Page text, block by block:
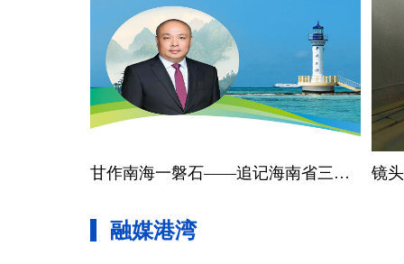
甘作南海一磐石——追记海南省三沙市纪委原常委、市委巡察办原主任邢钧 镜
融媒港湾